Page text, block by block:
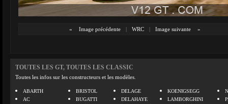
« Image précédente | WRC | Image suivante »
TOUTES LES GT, TOUTES LES CLASSIC
Toutes les infos sur les constructeurs et les modèles.
ABARTH
AC
BRISTOL
BUGATTI
DELAGE
DELAHAYE
KOENIGSEGG
LAMBORGHINI